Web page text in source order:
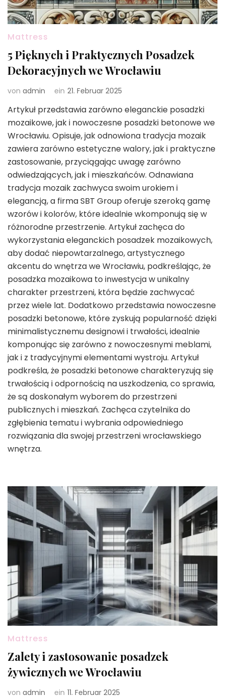
Mattress
5 Pięknych i Praktycznych Posadzek
Dekoracyjnych we Wrocławiu
von admin ein 21. Februar 2025
Artykuł przedstawia zarówno eleganckie posadzki
mozaikowe, jak i nowoczesne posadzki betonowe we
Wrocławiu. Opisuje, jak odnowiona tradycja mozaik
zawiera zarówno estetyczne walory, jak i praktyczne
zastosowanie, przyciągając uwagę zarówno
odwiedzających, jak i mieszkańców. Odnawiana
tradycja mozaik zachwyca swoim urokiem i
elegancją, a firma SBT Group oferuje szeroką gamę
wzorów i kolorów, które idealnie wkomponują się w
różnorodne przestrzenie. Artykuł zachęca do
wykorzystania eleganckich posadzek mozaikowych,
aby dodać niepowtarzalnego, artystycznego
akcentu do wnętrza we Wrocławiu, podkreślając, że
posadzka mozaikowa to inwestycja w unikalny
charakter przestrzeni, która będzie zachwycać
przez wiele lat. Dodatkowo przedstawia nowoczesne
posadzki betonowe, które zyskują popularność dzięki
minimalistycznemu designowi i trwałości, idealnie
komponując się zarówno z nowoczesnymi meblami,
jak i z tradycyjnymi elementami wystroju. Artykuł
podkreśla, że posadzki betonowe charakteryzują się
trwałością i odpornością na uszkodzenia, co sprawia,
że są doskonałym wyborem do przestrzeni
publicznych i mieszkań. Zachęca czytelnika do
zgłębienia tematu i wybrania odpowiedniego
rozwiązania dla swojej przestrzeni wrocławskiego
wnętrza.
Mattress
Zalety i zastosowanie posadzek
żywicznych we Wrocławiu
von admin ein 11. Februar 2025